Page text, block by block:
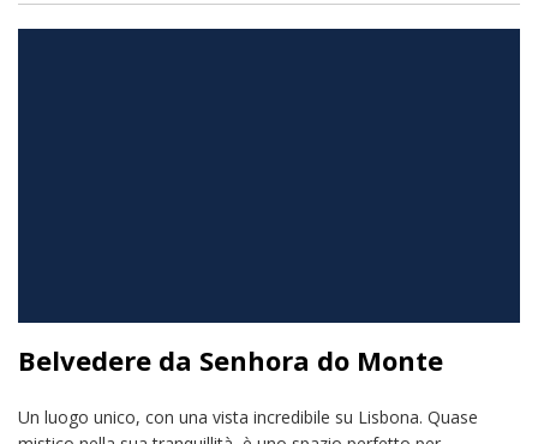
Belvedere da Senhora do Monte
Un luogo unico, con una vista incredibile su Lisbona. Quase